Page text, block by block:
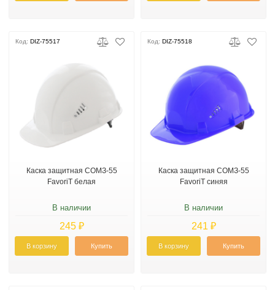
Код: DIZ-75517
Каска защитная СОМЗ-55
FavoriT белая
В наличии
245 ₽
В корзину Купить
Код: DIZ-75518
Каска защитная СОМЗ-55
FavoriT синяя
В наличии
241 ₽
В корзину Купить